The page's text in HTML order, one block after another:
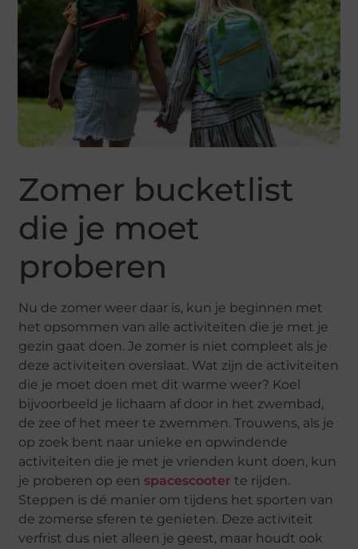
Zomer bucketlist
die je moet
proberen
Nu de zomer weer daar is, kun je beginnen met
het opsommen van alle activiteiten die je met je
gezin gaat doen. Je zomer is niet compleet als je
deze activiteiten overslaat. Wat zijn de activiteiten
die je moet doen met dit warme weer? Koel
bijvoorbeeld je lichaam af door in het zwembad,
de zee of het meer te zwemmen. Trouwens, als je
op zoek bent naar unieke en opwindende
activiteiten die je met je vrienden kunt doen, kun
je proberen op een spacescooter te rijden.
Steppen is dé manier om tijdens het sporten van
de zomerse sferen te genieten. Deze activiteit
verfrist dus niet alleen je geest, maar houdt ook